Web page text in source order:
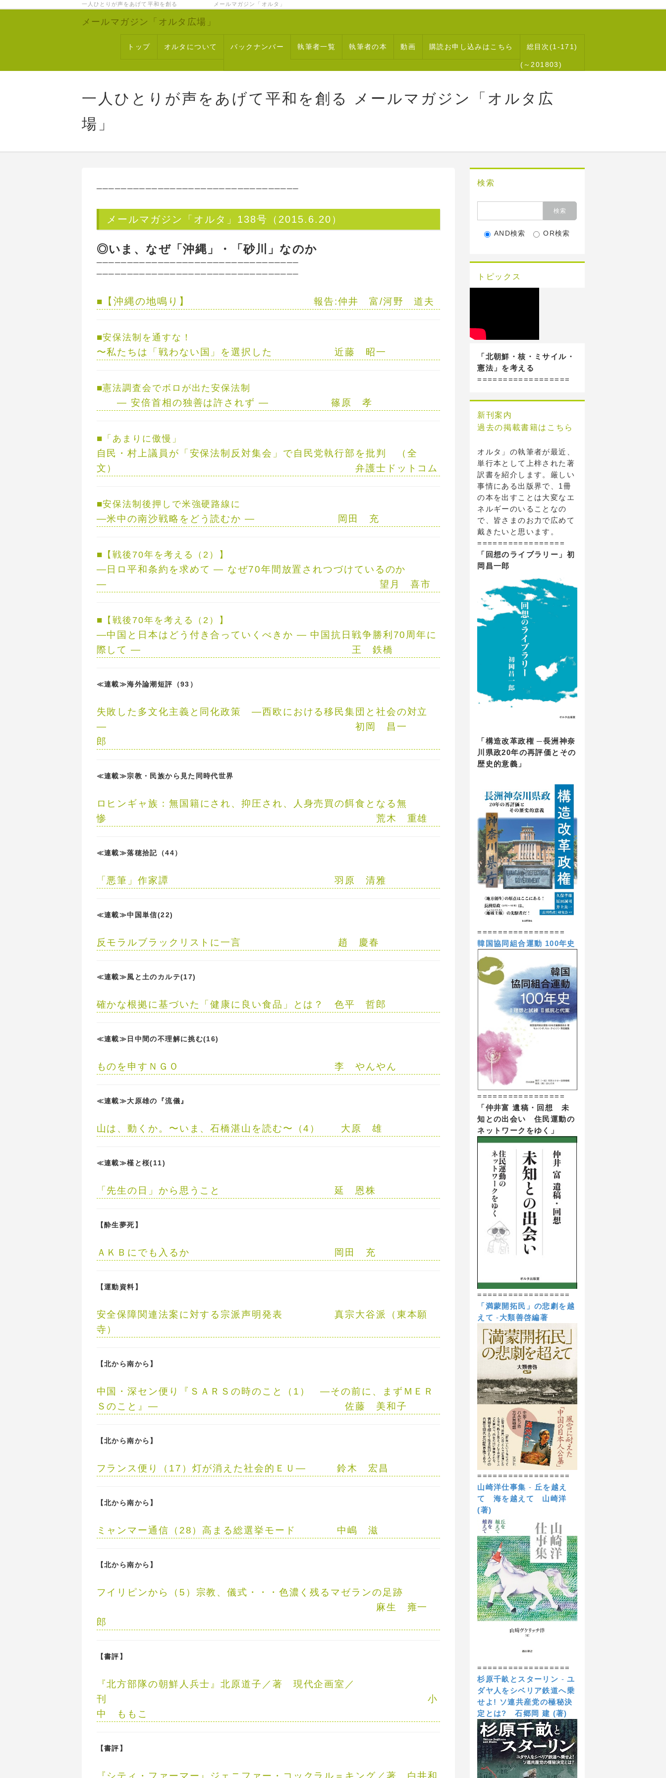
一人ひとりが声をあげて平和を創る メールマガジン「オルタ」
メールマガジン「オルタ広場」
トップ オルタについて バックナンバー 執筆者一覧 執筆者の本 動画 購読お申し込みはこちら 総目次(1-171)
(～201803)
一人ひとりが声をあげて平和を創る メールマガジン「オルタ広
場」
─────────────────────────────────
メールマガジン「オルタ」138号（2015.6.20）
◎いま、なぜ「沖縄」・「砂川」なのか
─────────────────────────────────
─────────────────────────────────
■ 【沖縄の地鳴り】 報告:仲井 富/河野 道夫
■安保法制を通すな！
〜私たちは「戦わない国」を選択した 近藤 昭一
■憲法調査会でボロが出た安保法制
—安倍首相の独善は許されず —篠原 孝
■ 「あまりに傲慢」
自民・村上議員が「安保法制反対集会」で自民党執行部を批判
（全
文） 弁護士ドットコム
■安保法制後押しで米強硬路線に
—米中の南沙戦略をどう読むか — 岡田 充
■ 【戦後70年を考える（2）】
— 日ロ平和条約を求めて — なぜ70年間放置されつづけているのか
— 望月 喜市
■ 【戦後70年を考える（2）】
—中国と日本はどう付き合っていくべきか — 中国抗日戦争勝利70周年に
際して — 王 鉄橋
≪連載≫海外論潮短評（93）
失敗した多文化主義と同化政策 —西欧における移民集団と社会の対立
— 初岡 昌一
郎
≪連載≫宗教・民族から見た同時代世界
ロヒンギャ族： 無国籍にされ、抑圧され、人身売買の餌食となる無
惨
荒木 重雄
≪連載≫落穂拾記（44）
「悪筆」作家譚 羽原 清雅
≪連載≫中国単信(22)
反モラルブラックリストに一言 趙 慶春
≪連載≫風と土のカルテ(17)
確かな根拠に基づいた「健康に良い食品」とは？ 色平 哲郎
≪連載≫日中間の不理解に挑む(16)
ものを申すＮＧＯ 李 やんやん
≪連載≫大原雄の『流儀』
山は、動くか。〜いま、石橋湛山を読む〜（4） 大原 雄
≪連載≫槿と桜(11)
「先生の日」から思うこと 延 恩株
【酔生夢死】
ＡＫＢにでも入るか 岡田 充
【運動資料】
安全保障関連法案に対する宗派声明発表
真宗大谷派（東本願
寺）
【北から南から】
中国・深セン便り 『ＳＡＲＳの時のこと（1） —その前に、まずＭＥＲ
Ｓのこと』 —佐藤 美和子
【北から南から】
フランス便り（17） 灯が消えた社会的ＥＵ —鈴木 宏昌
【北から南から】
ミャンマー通信（28）高まる総選挙モード 中嶋 滋
【北から南から】
フイリピンから（5） 宗教、儀式・・・色濃く残るマゼランの足跡
麻生 雍一
郎
【書評】
『北方部隊の朝鮮人兵士』北原道子／著 現代企画室／
刊小
中 ももこ
【書評】
『シティ・ファーマー』 ジェニファー・コックラル＝キング／著 白井和
検索
AND検索 OR検索
トピックス
「北朝鮮・核・ミサイル・
憲法」を考える
==================
新刊案内
過去の掲載書籍はこちら
オルタ」の執筆者が最近、
単行本として上梓された著
訳書を紹介します。厳しい
事情にある出版界で、1冊
の本を出すことは大変なエ
ネルギーのいることなの
で、皆さまのお力で広めて
戴きたいと思います。
=================
「回想のライブラリー」初
岡昌一郎
「構造改革政権 ─長洲神奈
川県政20年の再評価とその
歴史的意義」
=================
韓国協同組合運動 100年史
=================
「仲井富 遺稿・回想 未
知との出会い 住民運動の
ネットワークをゆく」
==================
「満蒙開拓民」の悲劇を越
えて -大類善啓編著
==================
山崎洋仕事集 - 丘を越え
て 海を越えて
山崎洋
(著)
==================
杉原千畝とスターリン -ユ
ダヤ人をシベリア鉄道へ乗
せよ! ソ連共産党の極秘決
定とは?
石郷岡 建 (著)